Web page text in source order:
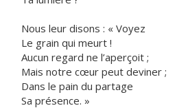
Nous leur disons : « Voyez
Le grain qui meurt !
Aucun regard ne l’aperçoit ;
Mais notre cœur peut deviner ;
Dans le pain du partage
Sa présence. »